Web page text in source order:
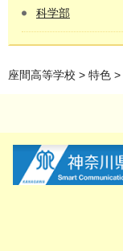
科学部
座間高等学校 > 特色 >